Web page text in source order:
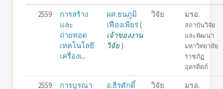
2559
การสร้าง
และ
ถ่ายทอด
เทคโนโลยี
เครื่องเ...
ผศ.ธนภูมิ
เฟื่องเพียร(
เจ้าของงาน
วิจัย)
วิจัย มรอ.
สถาบันวิจัย
และพัฒนา
มหาวิทยาลัย
ราชภัฏ
อุตรดิตถ์
2559
การบูรณา
อ.ธีรศักดิ์
วิจัย มรอ.